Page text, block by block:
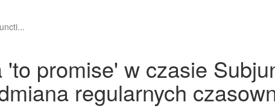
promise' w czasie
regularnych